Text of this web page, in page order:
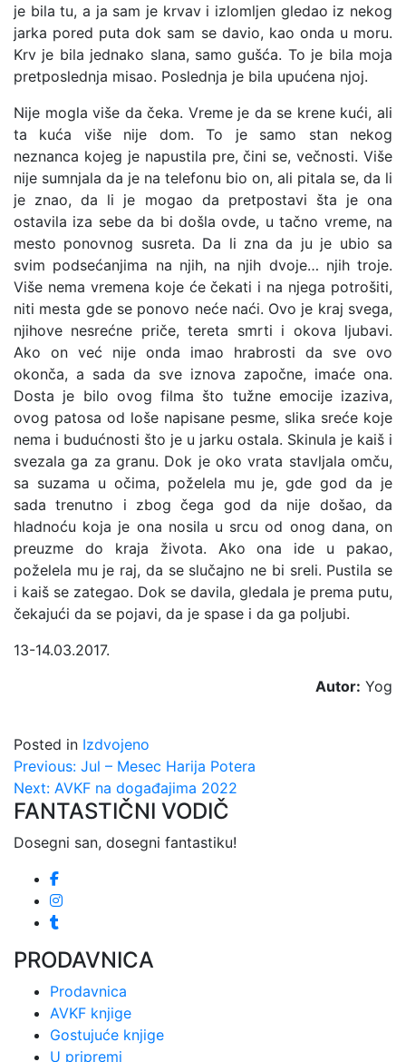
je bila tu, a ja sam je krvav i izlomljen gledao iz nekog
jarka pored puta dok sam se davio, kao onda u moru.
Krv je bila jednako slana, samo gušća. To je bila moja
pretposlednja misao. Poslednja je bila upućena njoj.
Nije mogla više da čeka. Vreme je da se krene kući, ali
ta kuća više nije dom. To je samo stan nekog
neznanca kojeg je napustila pre, čini se, večnosti. Više
nije sumnjala da je na telefonu bio on, ali pitala se, da li
je znao, da li je mogao da pretpostavi šta je ona
ostavila iza sebe da bi došla ovde, u tačno vreme, na
mesto ponovnog susreta. Da li zna da ju je ubio sa
svim podsećanjima na njih, na njih dvoje… njih troje.
Više nema vremena koje će čekati i na njega potrošiti,
niti mesta gde se ponovo neće naći. Ovo je kraj svega,
njihove nesrećne priče, tereta smrti i okova ljubavi.
Ako on već nije onda imao hrabrosti da sve ovo
okonča, a sada da sve iznova započne, imaće ona.
Dosta je bilo ovog filma što tužne emocije izaziva,
ovog patosa od loše napisane pesme, slika sreće koje
nema i budućnosti što je u jarku ostala. Skinula je kaiš i
svezala ga za granu. Dok je oko vrata stavljala omču,
sa suzama u očima, poželela mu je, gde god da je
sada trenutno i zbog čega god da nije došao, da
hladnoću koja je ona nosila u srcu od onog dana, on
preuzme do kraja života. Ako ona ide u pakao,
poželela mu je raj, da se slučajno ne bi sreli. Pustila se
i kaiš se zategao. Dok se davila, gledala je prema putu,
čekajući da se pojavi, da je spase i da ga poljubi.
13-14.03.2017.
Autor: Yog
Posted in Izdvojeno
Kretanje
članka
Previous: Jul – Mesec Harija Potera
Next: AVKF na događajima 2022
FANTASTIČNI VODIČ
Dosegni san, dosegni fantastiku!
PRODAVNICA
Prodavnica
AVKF knjige
Gostujuće knjige
U pripremi